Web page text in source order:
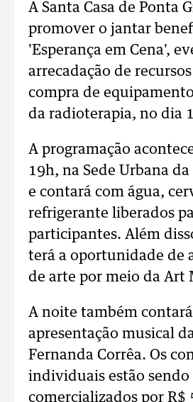
A Santa Casa de Ponta
promover o jantar
'Esperança em Cena',
arrecadação de
compra de
da radioterapia, no dia
A programação
19h, na Sede Urbana
e contará com água,
refrigerante liberados
participantes. Além
terá a oportunidade de
de arte por meio da Art
A noite também
apresentação musical
Fernanda Corrêa. Os
individuais estão sendo
comercializados por R$